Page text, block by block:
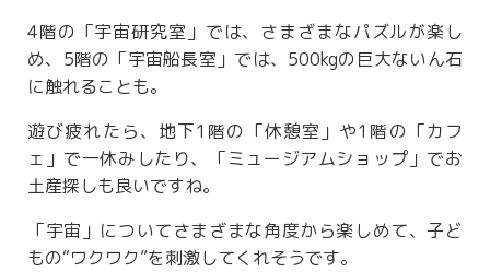
4階の「宇宙研究室」では、さまざまなパズルが楽し
め、5階の「宇宙船長室」では、500kgの巨大ないん石
に触れることも。
遊び疲れたら、地下1階の「休憩室」や1階の「カフ
ェ」で一休みしたり、「ミュージアムショップ」でお
土産探しも良いですね。
「宇宙」についてさまざまな角度から楽しめて、子ど
もの“ワクワク”を刺激してくれそうです。